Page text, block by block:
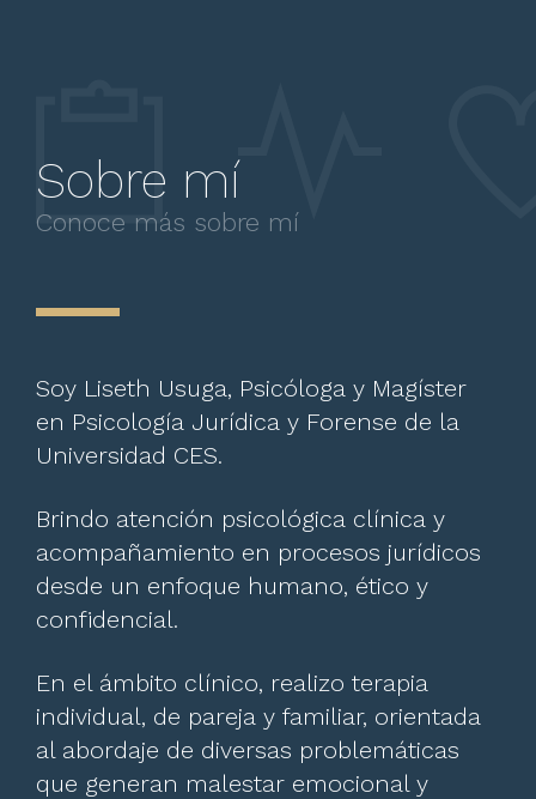
Sobre mí
Conoce más sobre mí
Soy Liseth Usuga, Psicóloga y Magíster
en Psicología Jurídica y Forense de la
Universidad CES.
Brindo atención psicológica clínica y
acompañamiento en procesos jurídicos
desde un enfoque humano, ético y
confidencial.
En el ámbito clínico, realizo terapia
individual, de pareja y familiar, orientada
al abordaje de diversas problemáticas
que generan malestar emocional y